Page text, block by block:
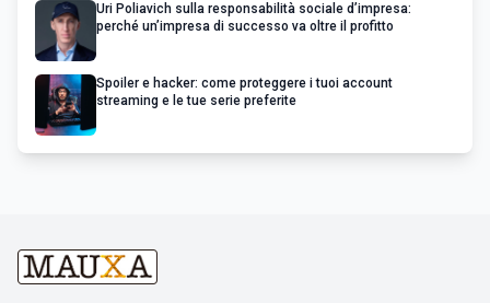
Uri Poliavich sulla responsabilità sociale d’impresa:
perché un’impresa di successo va oltre il profitto
Spoiler e hacker: come proteggere i tuoi account
streaming e le tue serie preferite